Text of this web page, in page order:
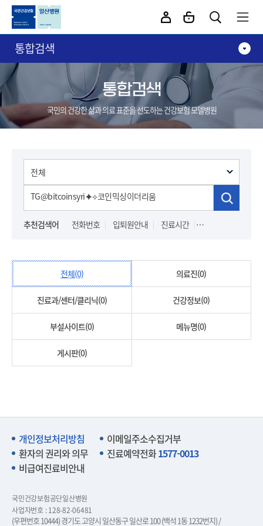
통합검색
통합검색
국민의 건강한 삶과 의료 표준을 선도하는 건강보험 모델병원
추천검색어 전화번호 입퇴원안내 진료시간
전체(0) 의료진(0)
진료과/센터/클리닉(0) 건강정보(0)
부설사이트(0) 메뉴명(0)
게시판(0)
개인정보처리방침
이메일주소수집거부
환자의 권리와 의무
진료예약전화1577-0013
비급여진료비안내
국민건강보험공단일산병원
사업자번호 : 128-82-06481
(우편번호 10444) 경기도 고양시 일산동구 일산로 100 (백석 1동 1232번지) /